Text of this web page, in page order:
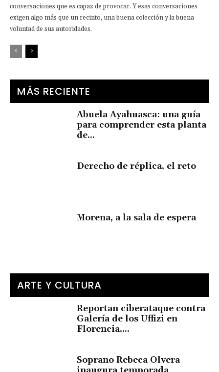
conversaciones que es capaz de provocar. Y esas conversaciones
exigen algo más que un recinto, una buena colección y la buena
voluntad de sus autoridades.
MÁS RECIENTE
Abuela Ayahuasca: una guía
para comprender esta planta
de...
Derecho de réplica, el reto
Morena, a la sala de espera
ARTE Y CULTURA
Reportan ciberataque contra
Galería de los Uffizi en
Florencia,...
Soprano Rebeca Olvera